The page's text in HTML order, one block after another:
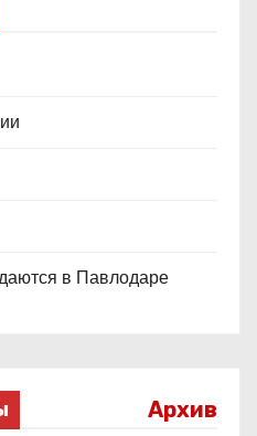
в Павлодаре
Архив